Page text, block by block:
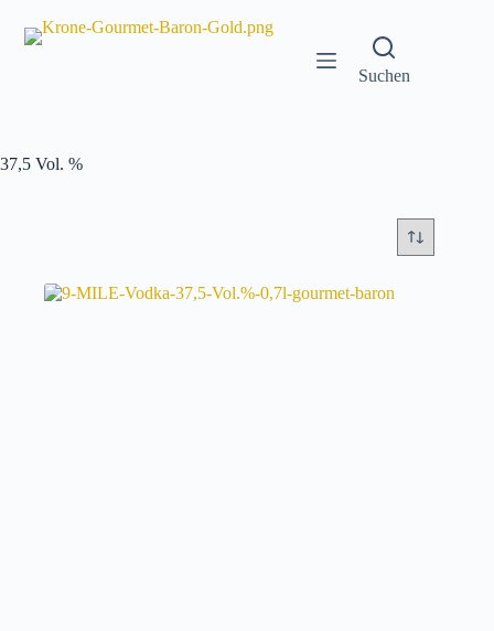
Inhalt
springen
Suchen
37,5 Vol. %